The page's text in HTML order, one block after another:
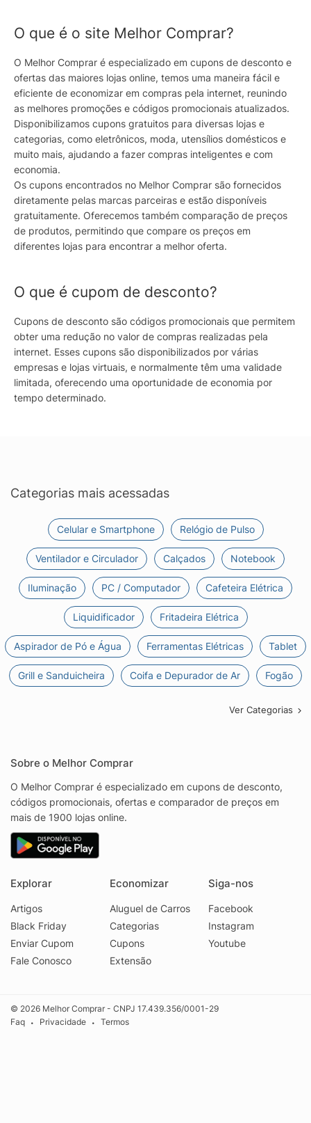
O que é o site Melhor Comprar?
O Melhor Comprar é especializado em cupons de desconto e
ofertas das maiores lojas online, temos uma maneira fácil e
eficiente de economizar em compras pela internet, reunindo
as melhores promoções e códigos promocionais atualizados.
Disponibilizamos cupons gratuitos para diversas lojas e
categorias, como eletrônicos, moda, utensílios domésticos e
muito mais, ajudando a fazer compras inteligentes e com
economia.
Os cupons encontrados no Melhor Comprar são fornecidos
diretamente pelas marcas parceiras e estão disponíveis
gratuitamente. Oferecemos também comparação de preços
de produtos, permitindo que compare os preços em
diferentes lojas para encontrar a melhor oferta.
O que é cupom de desconto?
Cupons de desconto são códigos promocionais que permitem
obter uma redução no valor de compras realizadas pela
internet. Esses cupons são disponibilizados por várias
empresas e lojas virtuais, e normalmente têm uma validade
limitada, oferecendo uma oportunidade de economia por
tempo determinado.
Categorias mais acessadas
Celular e Smartphone Relógio de Pulso
Ventilador e Circulador Calçados Notebook
Iluminação PC / Computador Cafeteira Elétrica
Liquidificador Fritadeira Elétrica
Aspirador de Pó e Água Ferramentas Elétricas Tablet
Grill e Sanduicheira Coifa e Depurador de Ar Fogão
Ver Categorias
Sobre o Melhor Comprar
O Melhor Comprar é especializado em cupons de desconto,
códigos promocionais, ofertas e comparador de preços em
mais de 1900 lojas online.
Explorar
Artigos
Black Friday
Enviar Cupom
Fale Conosco
Economizar
Aluguel de Carros
Categorias
Cupons
Extensão
Siga-nos
Facebook
Instagram
Youtube
© 2026 Melhor Comprar - CNPJ 17.439.356/0001-29
Faq
• Privacidade • Termos